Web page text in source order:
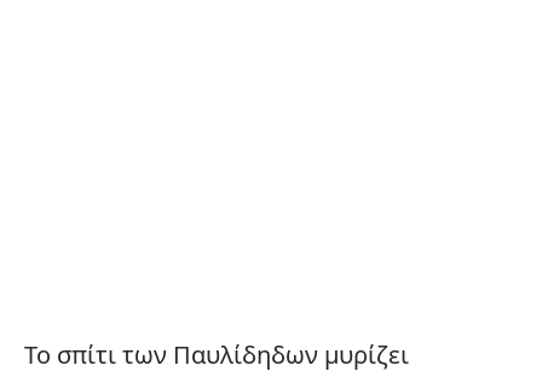
Το σπίτι των Παυλίδηδων μυρίζει